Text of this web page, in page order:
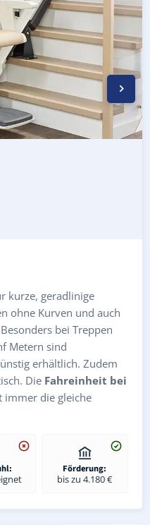
kurze, geradlinige
ohne Kurven und auch
bei Treppen
Metern sind
erhältlich. Zudem
Die Fahreinheit bei
immer die gleiche
Förderung:
bis zu 4.180 €